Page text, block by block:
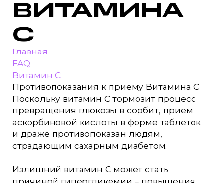
ВИТАМИНА
С
Главная
FAQ
Витамин С
Противопоказания к приему Витамина С
Поскольку витамин С тормозит процесс
превращения глюкозы в сорбит, прием
аскорбиновой кислоты в форме таблеток
и драже противопоказан людям,
страдающим сахарным диабетом.
Излишний витамин С может стать
причиной гипергликемии – повышения